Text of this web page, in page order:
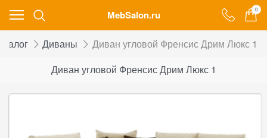
MebSalon.ru 0
Диваны
Диван угловой Френсис Дрим Люкс 1
Диван угловой Френсис Дрим Люкс 1